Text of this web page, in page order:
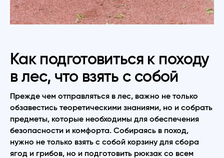
Как подготовиться к походу
в лес, что взять с собой
Прежде чем отправляться в лес, важно не только
обзавестись теоретическими знаниями, но и собрать
предметы, которые необходимы для обеспечения
безопасности и комфорта. Собираясь в поход,
нужно не только взять с собой корзину для сбора
ягод и грибов, но и подготовить рюкзак со всем